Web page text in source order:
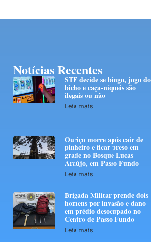
Notícias Recentes
STF decide se bingo, jogo do
bicho e caça-níqueis são
ilegais ou não
Leia mais
Ouriço morre após cair de
pinheiro e ficar preso em
grade no Bosque Lucas
Araújo, em Passo Fundo
Leia mais
Brigada Militar prende dois
homens por invasão e dano
em prédio desocupado no
Centro de Passo Fundo
Leia mais